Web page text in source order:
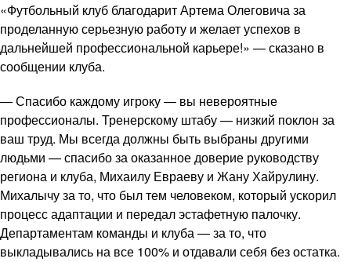
«Футбольный клуб благодарит Артема Олеговича за
проделанную серьезную работу и желает успехов в
дальнейшей профессиональной карьере!» — сказано в
сообщении клуба.
— Спасибо каждому игроку — вы невероятные
профессионалы. Тренерскому штабу — низкий поклон за
ваш труд. Мы всегда должны быть выбраны другими
людьми — спасибо за оказанное доверие руководству
региона и клуба, Михаилу Евраеву и Жану Хайрулину.
Михалычу за то, что был тем человеком, который ускорил
процесс адаптации и передал эстафетную палочку.
Департаментам команды и клуба — за то, что
выкладывались на все 100% и отдавали себя без остатка.